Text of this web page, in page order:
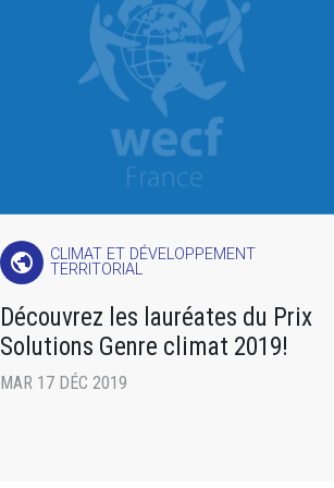
public
CLIMAT ET DÉVELOPPEMENT
TERRITORIAL
Découvrez les lauréates du Prix
Solutions Genre climat 2019!
MAR 17 DÉC 2019